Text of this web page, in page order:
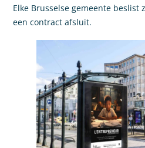
Elke Brusselse gemeente
een contract afsluit.